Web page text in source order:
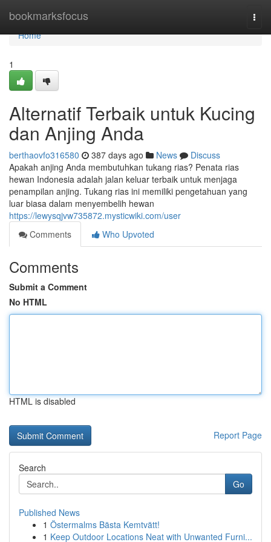
bookmarksfocus
Home
Home
1
Alternatif Terbaik untuk Kucing
dan Anjing Anda
berthaovfo316580 387 days ago News
Discuss
Apakah anjing Anda membutuhkan tukang rias? Penata rias
hewan Indonesia adalah jalan keluar terbaik untuk menjaga
penampilan anjing. Tukang rias ini memiliki pengetahuan yang
luar biasa dalam menyembelih hewan
https://lewysqjvw735872.mysticwiki.com/user
Comments
Who Upvoted
Comments
Submit a Comment
No HTML
HTML is disabled
Report Page
Search
Go
Published News
1 Östermalms Bästa Kemtvätt!
1 Keep Outdoor Locations Neat with Unwanted Furni...